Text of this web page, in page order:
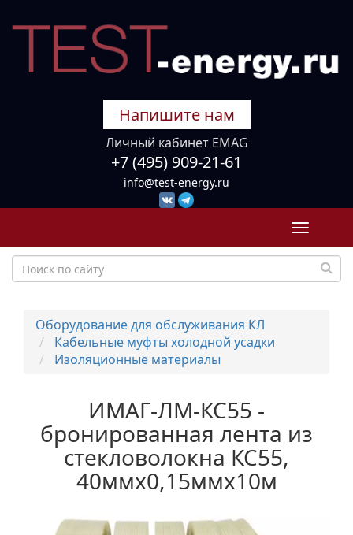
Напишите нам
Личный кабинет EMAG
+7 (495) 909-21-61
info@test-energy.ru
Toggle
Оборудование для обслуживания КЛ
Кабельные муфты холодной усадки
Изоляционные материалы
ИМАГ-ЛМ-КС55 -
бронированная лента из
стекловолокна КС55,
40ммх0,15ммх10м